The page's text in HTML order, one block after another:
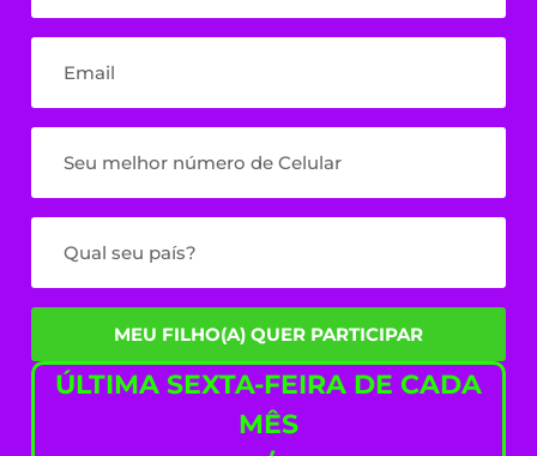
MEU FILHO(A) QUER PARTICIPAR
ÚLTIMA SEXTA-FEIRA DE CADA
MÊS